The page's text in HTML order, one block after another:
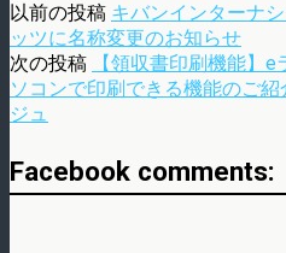
以前の投稿 キバンインターナ
ッツに名称変更のお知らせ
次の投稿
【領収書印刷機能】
ソコンで印刷できる機能のご
ジュ
Facebook comments: